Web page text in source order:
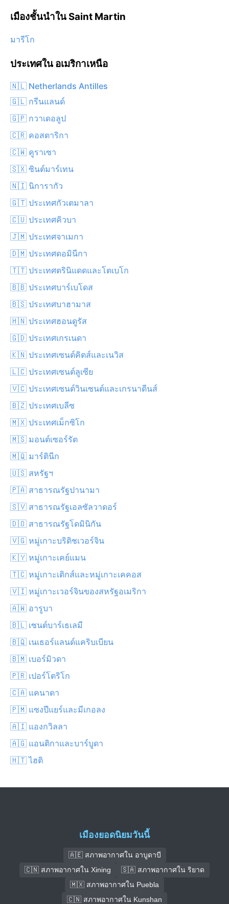
เมืองชั้นนำใน Saint Martin
มารีโก
ประเทศใน อเมริกาเหนือ
🇳🇱 Netherlands Antilles
🇬🇱 กรีนแลนด์
🇬🇵 กวาเดอลูป
🇨🇷 คอสตาริกา
🇨🇼 คูราเซา
🇸🇽 ซินต์มาร์เทน
🇳🇮 นิการากัว
🇬🇹 ประเทศกัวเตมาลา
🇨🇺 ประเทศคิวบา
🇯🇲 ประเทศจาเมกา
🇩🇲 ประเทศดอมินีกา
🇹🇹 ประเทศตรินิแดดและโตเบโก
🇧🇧 ประเทศบาร์เบโดส
🇧🇸 ประเทศบาฮามาส
🇭🇳 ประเทศฮอนดูรัส
🇬🇩 ประเทศเกรเนดา
🇰🇳 ประเทศเซนต์คิตส์และเนวิส
🇱🇨 ประเทศเซนต์ลูเซีย
🇻🇨 ประเทศเซนต์วินเซนต์และเกรนาดีนส์
🇧🇿 ประเทศเบลีซ
🇲🇽 ประเทศเม็กซิโก
🇲🇸 มอนต์เซอร์รัต
🇲🇶 มาร์ตินีก
🇺🇸 สหรัฐฯ
🇵🇦 สาธารณรัฐปานามา
🇸🇻 สาธารณรัฐเอลซัลวาดอร์
🇩🇴 สาธารณรัฐโดมินิกัน
🇻🇬 หมู่เกาะบริติชเวอร์จิน
🇰🇾 หมู่เกาะเคย์แมน
🇹🇨 หมู่เกาะเติกส์และหมู่เกาะเคคอส
🇻🇮 หมู่เกาะเวอร์จินของสหรัฐอเมริกา
🇦🇼 อารูบา
🇧🇱 เซนต์บาร์เธเลมี
🇧🇶 เนเธอร์แลนด์แคริบเบียน
🇧🇲 เบอร์มิวดา
🇵🇷 เปอร์โตริโก
🇨🇦 แคนาดา
🇵🇲 แซงปีแยร์และมีเกอลง
🇦🇮 แองกวิลลา
🇦🇬 แอนติกาและบาร์บูดา
🇭🇹 ไฮติ
เมืองยอดนิยมวันนี้
🇦🇪 สภาพอากาศใน อาบูดาบี
🇨🇳 สภาพอากาศใน Xining
🇸🇦 สภาพอากาศใน ริยาด
🇲🇽 สภาพอากาศใน Puebla
🇨🇳 สภาพอากาศใน Kunshan